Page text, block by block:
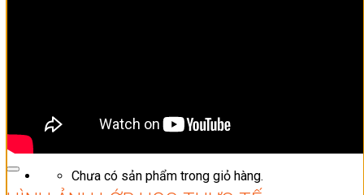
Chưa có sản phẩm trong giỏ hàng.